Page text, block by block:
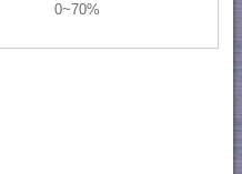
0~70%